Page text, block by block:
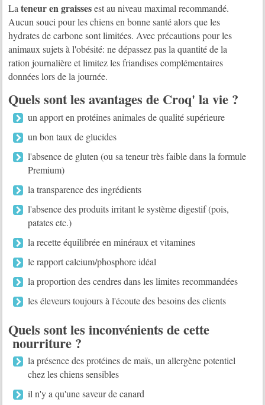
Lateneur en graissesest au niveau maximal recommandé.
Aucun souci pour les chiens en bonne santé alors que les
hydrates de carbone sont limitées. Avec précautions pour les
animaux sujets à l'obésité: ne dépassez pas la quantité de la
ration journalière et limitez les friandises complémentaires
données lors de la journée.
Quels sont les avantages de Croq' la vie ?
un apport en protéines animales de qualité supérieure
un bon taux de glucides
l'absence de gluten (ou sa teneur très faible dans la formule
Premium)
la transparence des ingrédients
l'absence des produits irritant le système digestif (pois,
patates etc.)
la recette équilibrée en minéraux et vitamines
le rapport calcium/phosphore idéal
la proportion des cendres dans les limites recommandées
les éleveurs toujours à l'écoute des besoins des clients
Quels sont les inconvénients de cette
nourriture ?
la présence des protéines de maïs, un allergène potentiel
chez les chiens sensibles
il n'y a qu'une saveur de canard